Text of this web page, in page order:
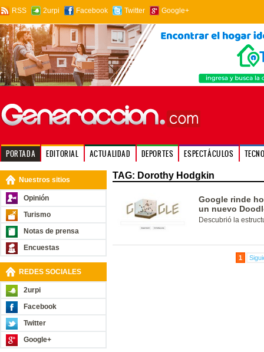
RSS 2urpi Facebook Twitter Google+
PORTADA EDITORIAL ACTUALIDAD DEPORTES ESPECTÁCULOS
Nuestros sitios
Opinión
Turismo
Notas de prensa
Encuestas
REDES SOCIALES
2urpi
Facebook
Twitter
Google+
TAG: Dorothy Hodgkin
Google rinde
un nuevo
Descubrió la
1